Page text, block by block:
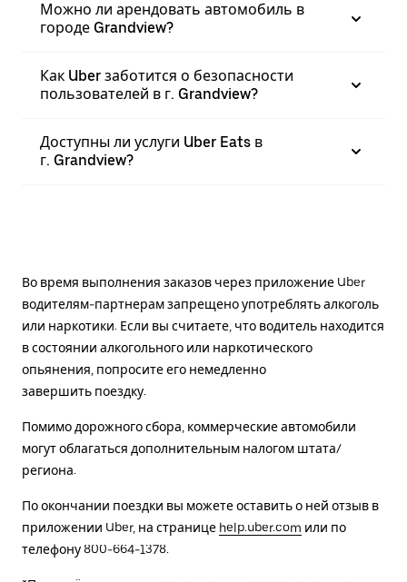
Можно ли арендовать автомобиль в
городе Grandview?
Как Uber заботится о безопасности
пользователей в г. Grandview?
Доступны ли услуги Uber Eats в
г. Grandview?
Во время выполнения заказов через приложение Uber
водителям-партнерам запрещено употреблять алкоголь
или наркотики. Если вы считаете, что водитель находится
в состоянии алкогольного или наркотического
опьянения, попросите его немедленно
завершить поездку.
Помимо дорожного сбора, коммерческие автомобили
могут облагаться дополнительным налогом штата/
региона.
По окончании поездки вы можете оставить о ней отзыв в
приложении Uber, на странице help.uber.com или по
телефону 800-664-1378.